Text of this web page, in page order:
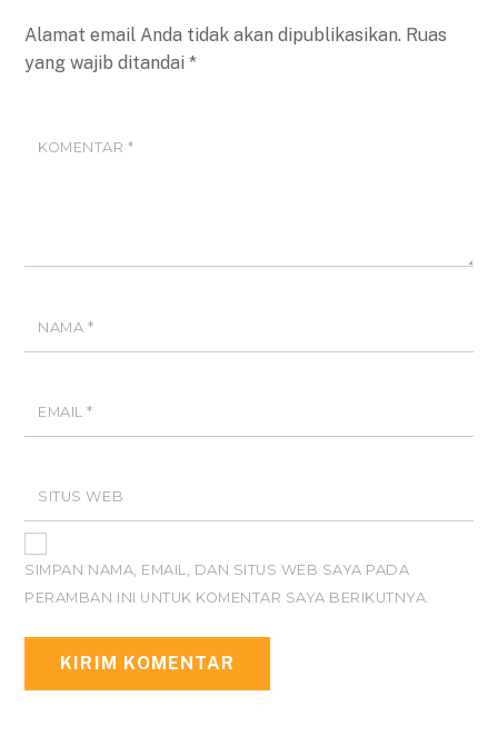
Alamat email Anda tidak akan dipublikasikan. Ruas
yang wajib ditandai*
KOMENTAR*
NAMA *
EMAIL*
SITUS WEB
SIMPAN NAMA, EMAIL, DAN SITUS WEB SAYA PADA
PERAMBAN INI UNTUK KOMENTAR SAYA BERIKUTNYA.